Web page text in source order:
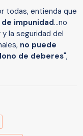
todas, entienda que
impunidad...no
la seguridad del
no puede
de deberes",